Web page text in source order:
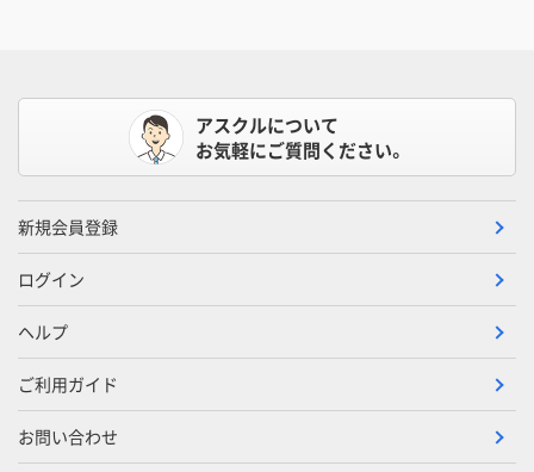
アスクルについて
お気軽にご質問ください。
新規会員登録
ログイン
ヘルプ
ご利用ガイド
お問い合わせ